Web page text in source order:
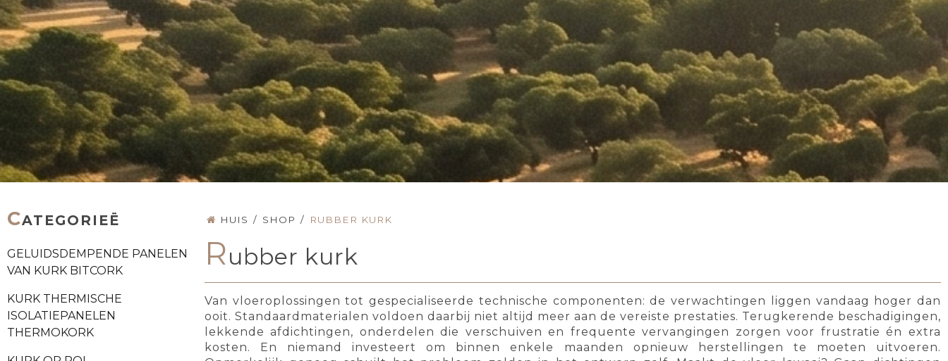
CATEGORIEË
GELUIDSDEMPENDE PANELEN
VAN KURK BITCORK
KURK THERMISCHE
ISOLATIEPANELEN
THERMOKORK
HUIS / SHOP / RUBBER KURK
Rubber kurk
Van vloeroplossingen tot gespecialiseerde technische componenten: de verwachtingen liggen vandaag hoger dan
ooit. Standaardmaterialen voldoen daarbij niet altijd meer aan de vereiste prestaties. Terugkerende beschadigingen,
lekkende afdichtingen, onderdelen die verschuiven en frequente vervangingen zorgen voor frustratie én extra
kosten. En niemand investeert om binnen enkele maanden opnieuw herstellingen te moeten uitvoeren.